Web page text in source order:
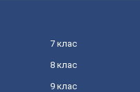
7 клас
8 клас
9 клас